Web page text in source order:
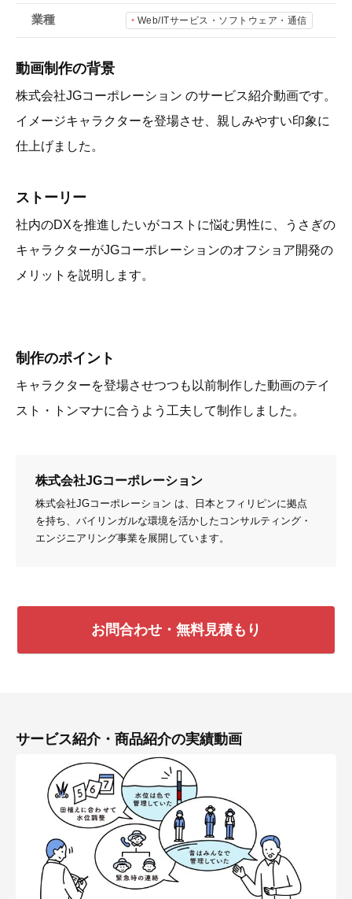
業種 Web/ITサービス・ソフトウェア・通信
動画制作の背景
株式会社JGコーポレーション のサービス紹介動画です。
イメージキャラクターを登場させ、親しみやすい印象に
仕上げました。
ストーリー
社内のDXを推進したいがコストに悩む男性に、うさぎの
キャラクターがJGコーポレーションのオフショア開発の
メリットを説明します。
制作のポイント
キャラクターを登場させつつも以前制作した動画のテイ
スト・トンマナに合うよう工夫して制作しました。
株式会社JGコーポレーション
株式会社JGコーポレーション は、日本とフィリピンに拠点
を持ち、バイリンガルな環境を活かしたコンサルティング・
エンジニアリング事業を展開しています。
お問合わせ・無料見積もり
サービス紹介・商品紹介の実績動画